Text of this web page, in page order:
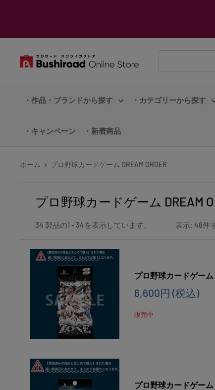
テ
ブ
オ
ラ
・作品・ブランドから探す ・カテゴリーから探す
・キャンペーン ・新着商品
ホーム プロ野球カードゲーム DREAM ORDER
プロ野球カードゲーム DREAM
34 製品の1 - 34を表示しています。 表示: 48件
プロ野球カードゲーム
販
価
6,600円 (税込)
販売中
プロ野球カードゲーム